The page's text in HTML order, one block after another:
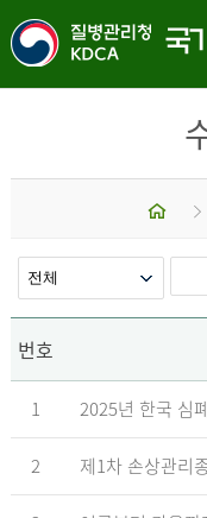
번호
1 2025년 한국 심
2 제1차 손상관리